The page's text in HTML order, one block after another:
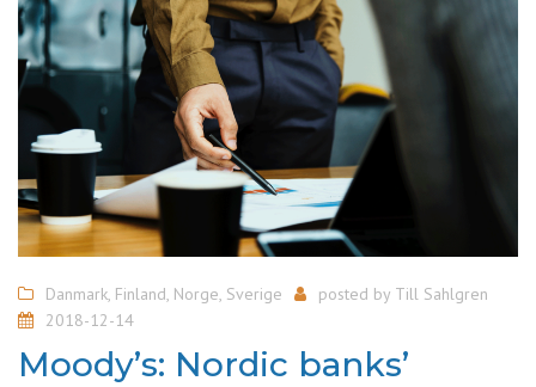
Danmark, Finland, Norge, Sverige posted by Till Sahlgren
2018-12-14
Moody’s: Nordic banks’